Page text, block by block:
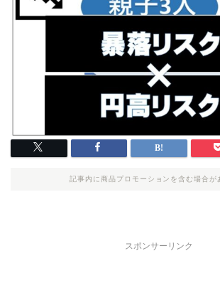
記事内に商品プロモーションを含む場合が
スポンサーリンク